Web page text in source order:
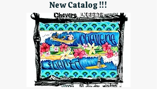
New Catalog !!!